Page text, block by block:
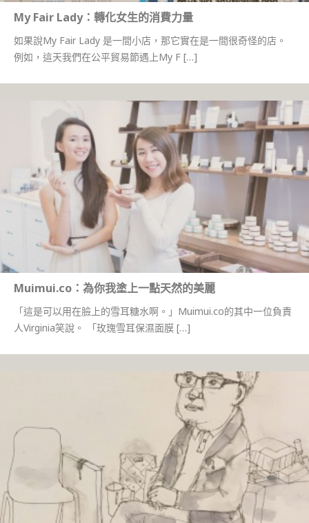
My Fair Lady：轉化女生的消費力量
如果說My Fair Lady 是一間小店，那它實在是一間很奇怪的店。
例如，這天我們在公平貿易節遇上My F […]
Muimui.co：為你我塗上一點天然的美麗
「這是可以用在臉上的雪耳糖水啊。」Muimui.co的其中一位負責
人Virginia笑說。 「玫瑰雪耳保濕面膜 […]